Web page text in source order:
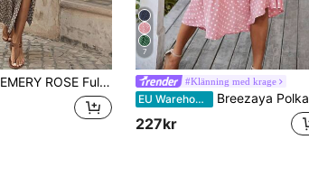
EMERY ROSE Full Tryckt Spänne Maxi Solklänning
7
#Klänning med krage
EU Warehouse Breezaya Polka Dot Print Half Button Knot Front Dress Maxi Vacation Beach Outfits Dam
227kr